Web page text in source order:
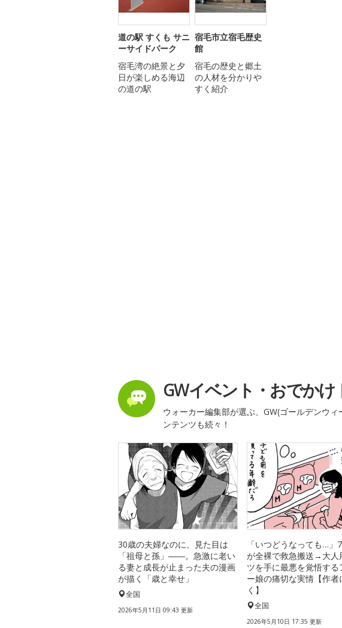
道の駅 すくも サニ
ーサイドパーク
宿毛湾の絶景と夕
日が楽しめる海辺
の道の駅
宿毛市立宿毛歴史
館
宿毛の歴史と郷土
の人材を分かりや
すく紹介
GWイベント・おでかけ
ウォーカー編集部が選ぶ、GW(ゴールデンウ
ンテンツも続々！
30歳の夫婦なのに、見た目は
「祖母と孫」――。急激に老い
る妻と成長が止まった夫の漫画
が描く「歳と幸せ」
全国
2026年5月11日 09:43 更新
「いつどうなっても…」
が全裸で救急搬送→大人
ツを手に最悪を覚悟する
ー娘の痛切な実情【作者
く】
全国
2026年5月10日 17:35 更新